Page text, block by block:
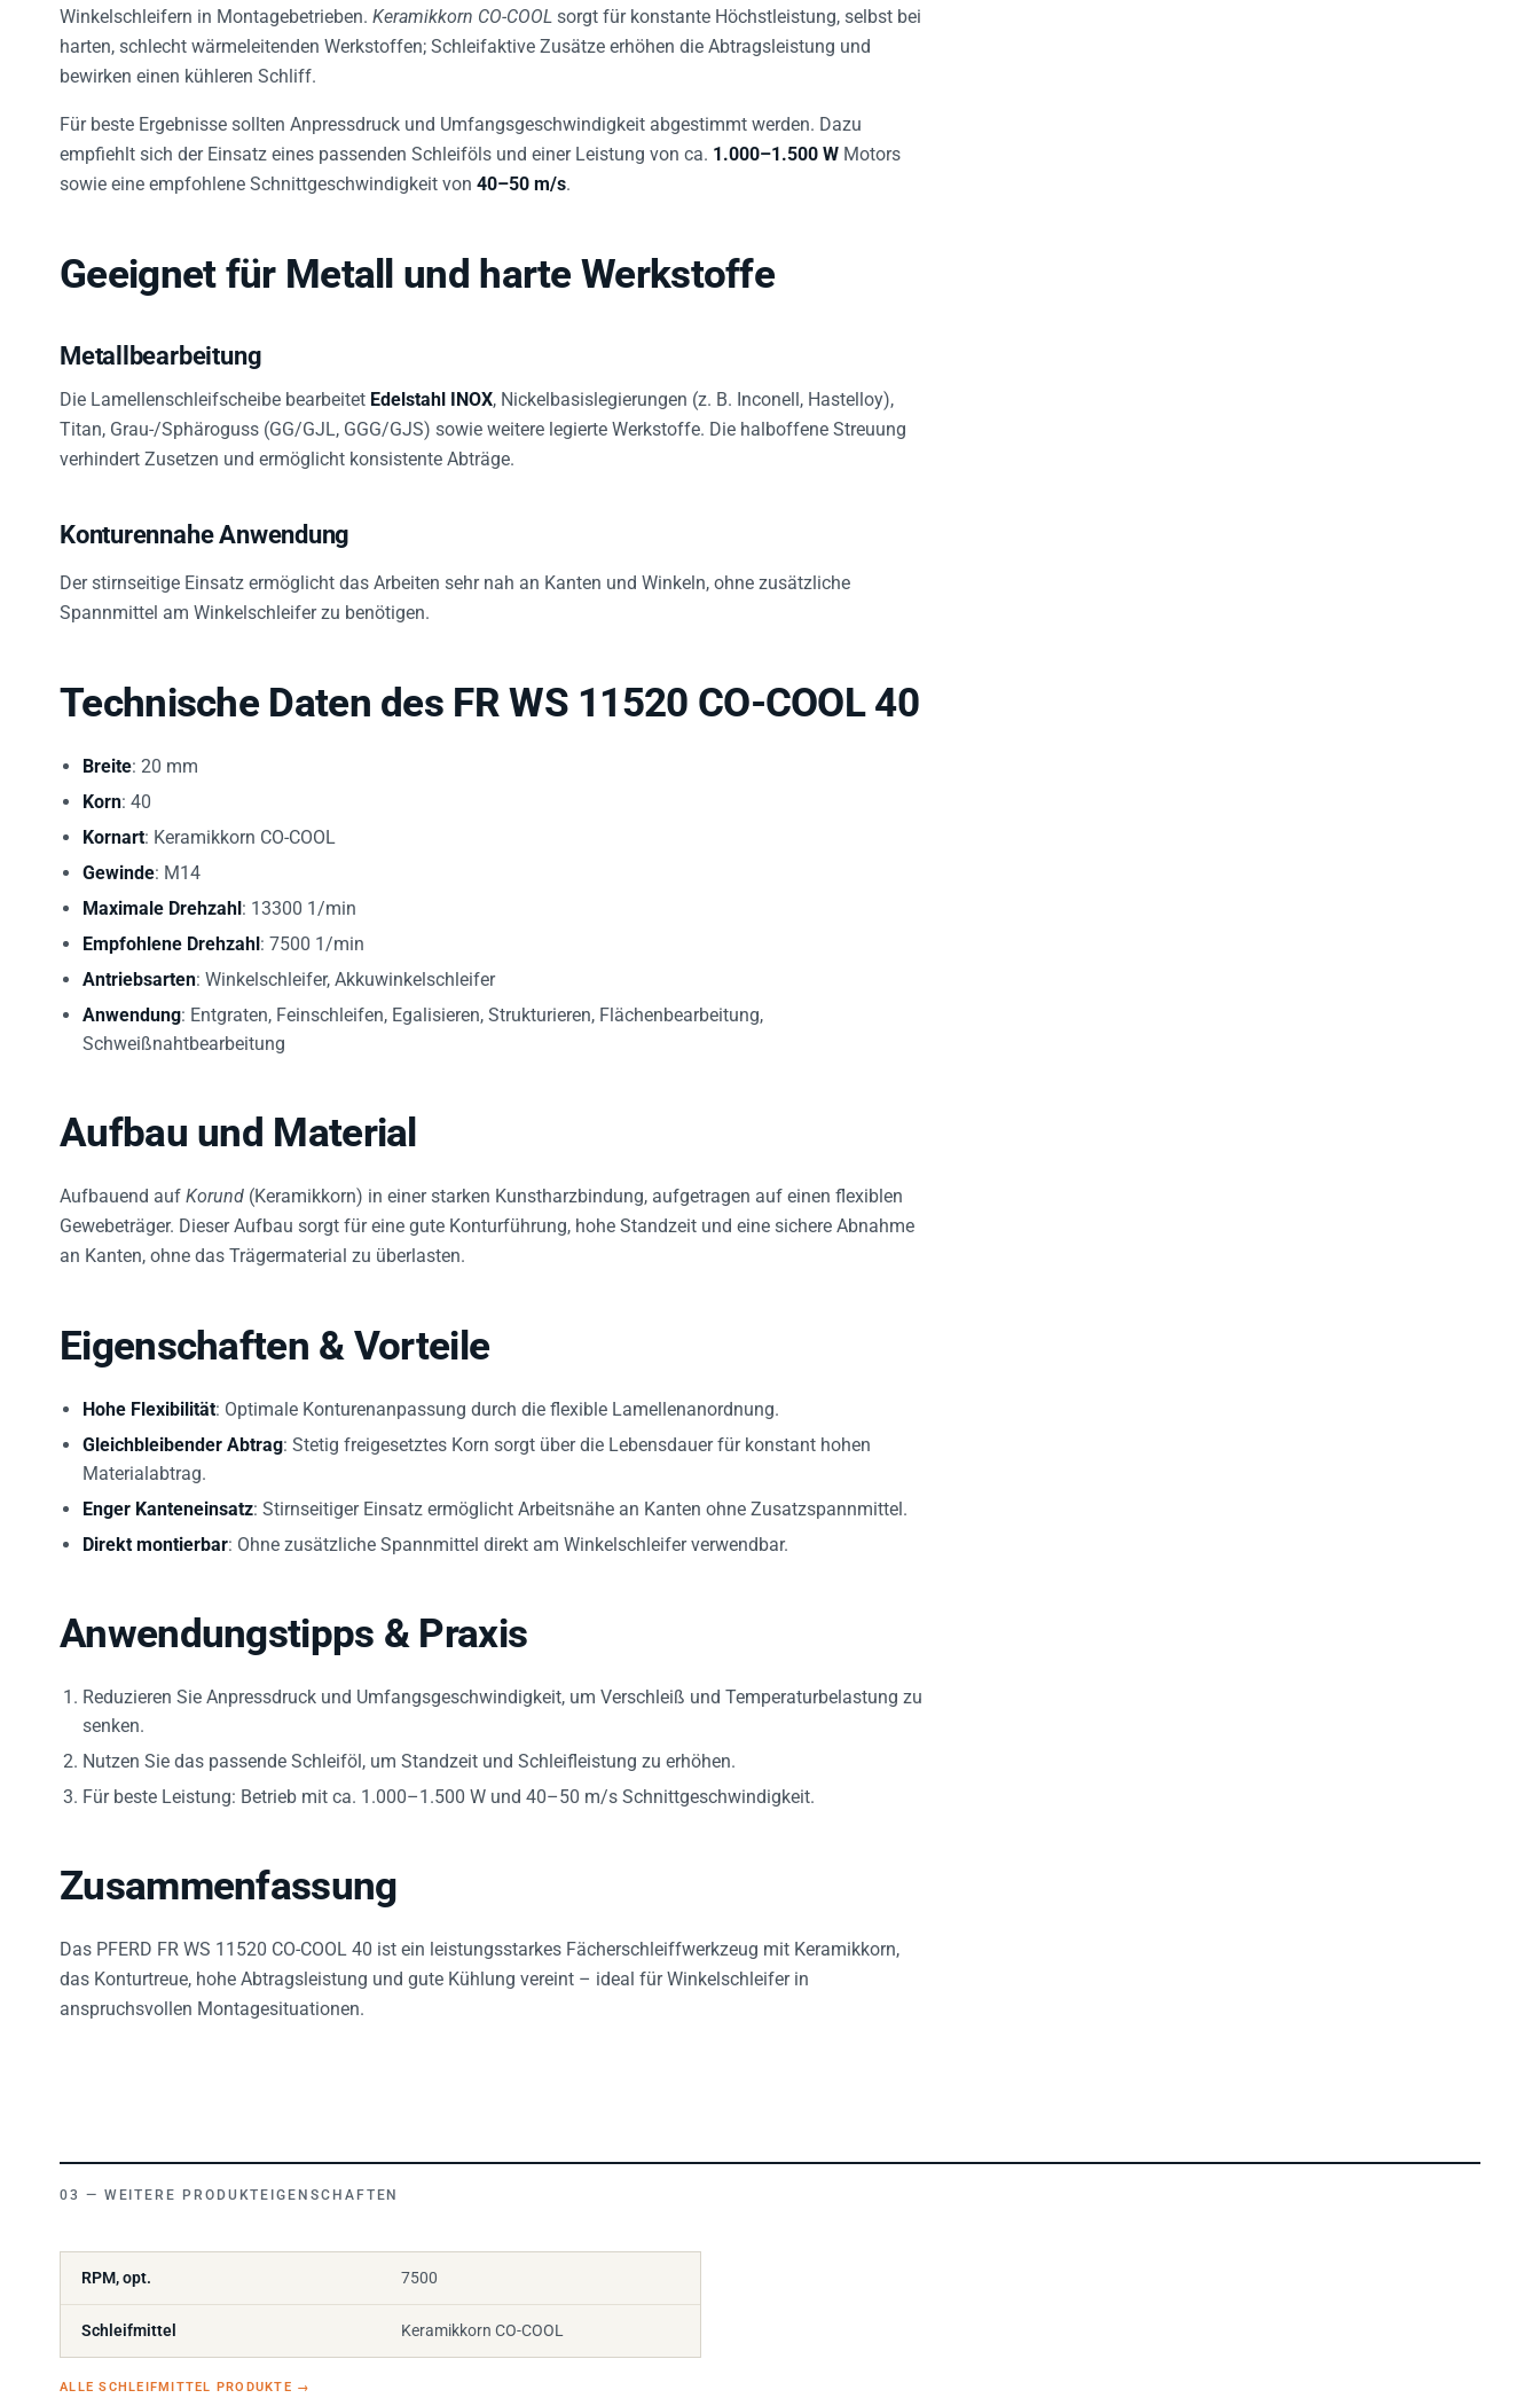
Winkelschleifern in Montagebetrieben. Keramikkorn CO-COOL sorgt für konstante Höchstleistung, selbst bei
harten, schlecht wärmeleitenden Werkstoffen; Schleifaktive Zusätze erhöhen die Abtragsleistung und
bewirken einen kühleren Schliff.
Für beste Ergebnisse sollten Anpressdruck und Umfangsgeschwindigkeit abgestimmt werden. Dazu
empfiehlt sich der Einsatz eines passenden Schleiföls und einer Leistung von ca. 1.000–1.500 W Motors
sowie eine empfohlene Schnittgeschwindigkeit von 40–50 m/s.
Geeignet für Metall und harte Werkstoffe
Metallbearbeitung
Die Lamellenschleifscheibe bearbeitet Edelstahl INOX, Nickelbasislegierungen (z. B. Inconell, Hastelloy),
Titan, Grau-/Sphäroguss (GG/GJL, GGG/GJS) sowie weitere legierte Werkstoffe. Die halboffene Streuung
verhindert Zusetzen und ermöglicht konsistente Abträge.
Konturennahe Anwendung
Der stirnseitige Einsatz ermöglicht das Arbeiten sehr nah an Kanten und Winkeln, ohne zusätzliche
Spannmittel am Winkelschleifer zu benötigen.
Technische Daten des FR WS 11520 CO-COOL 40
Breite: 20 mm
Korn: 40
Kornart: Keramikkorn CO-COOL
Gewinde: M14
Maximale Drehzahl : 13300 1/min
Empfohlene Drehzahl : 7500 1/min
Antriebsarten: Winkelschleifer, Akkuwinkelschleifer
Anwendung: Entgraten, Feinschleifen, Egalisieren, Strukturieren, Flächenbearbeitung,
Schweißnahtbearbeitung
Aufbau und Material
Aufbauend auf Korund (Keramikkorn) in einer starken Kunstharzbindung, aufgetragen auf einen flexiblen
Gewebeträger. Dieser Aufbau sorgt für eine gute Konturführung, hohe Standzeit und eine sichere Abnahme
an Kanten, ohne das Trägermaterial zu überlasten.
Eigenschaften & Vorteile
Hohe Flexibilität: Optimale Konturenanpassung durch die flexible Lamellenanordnung.
Gleichbleibender Abtrag: Stetig freigesetztes Korn sorgt über die Lebensdauer für konstant hohen
Materialabtrag.
Enger Kanteneinsatz: Stirnseitiger Einsatz ermöglicht Arbeitsnähe an Kanten ohne Zusatzspannmittel.
Direkt montierbar: Ohne zusätzliche Spannmittel direkt am Winkelschleifer verwendbar.
Anwendungstipps & Praxis
Reduzieren Sie Anpressdruck und Umfangsgeschwindigkeit, um Verschleiß und Temperaturbelastung zu
senken.
Nutzen Sie das passende Schleiföl, um Standzeit und Schleifleistung zu erhöhen.
Für beste Leistung: Betrieb mit ca. 1.000–1.500 W und 40–50 m/s Schnittgeschwindigkeit.
Zusammenfassung
Das PFERD FR WS 11520 CO-COOL 40 ist ein leistungsstarkes Fächerschleiffwerkzeug mit Keramikkorn,
das Konturtreue, hohe Abtragsleistung und gute Kühlung vereint – ideal für Winkelschleifer in
anspruchsvollen Montagesituationen.
WEITERE PRODUKTEIGENSCHAFTEN
RPM, opt. 7500
Schleifmittel Keramikkorn CO-COOL
ALLE SCHLEIFMITTEL PRODUKTE →